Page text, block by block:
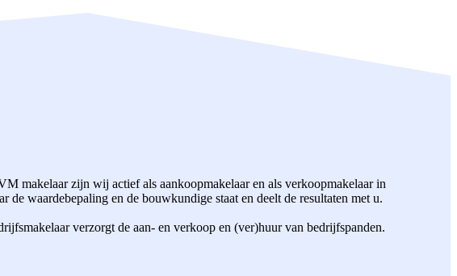
makelaar zijn wij actief als aankoopmakelaar en als verkoopmakelaar in
waardebepaling en de bouwkundige staat en deelt de resultaten met u.
verzorgt de aan- en verkoop en (ver)huur van bedrijfspanden.